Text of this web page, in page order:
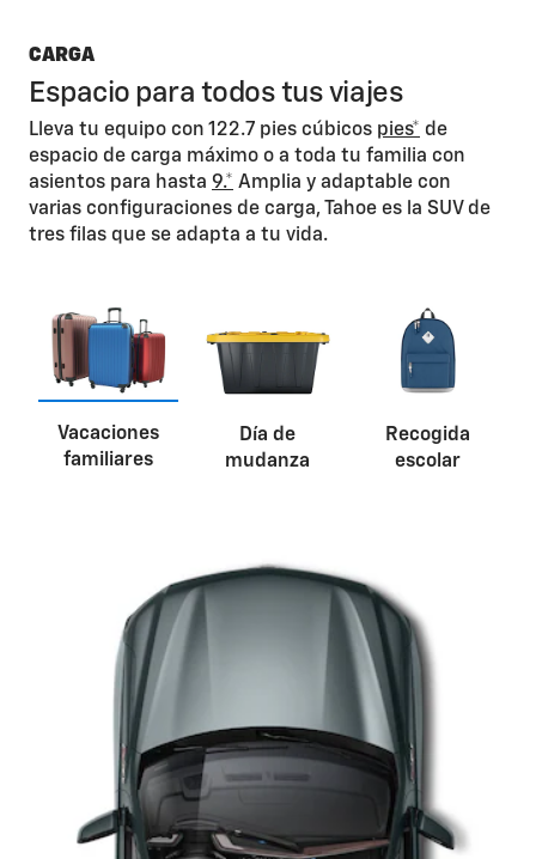
Clima
Asistencia de conducción
Experiencia de manejo
Exterior
Funciones/Controles/Pantallas
Infoentretenimiento
Asientos
CARGA
Espacio para todos tus viajes
Lleva tu equipo con 122.7 pies cúbicos pies* de
espacio de carga máximo o a toda tu familia con
asientos para hasta 9.* Amplia y adaptable con
varias configuraciones de carga, Tahoe es la SUV de
tres filas que se adapta a tu vida.
Vacaciones
familiares
Día de
mudanza
Recogida
escolar